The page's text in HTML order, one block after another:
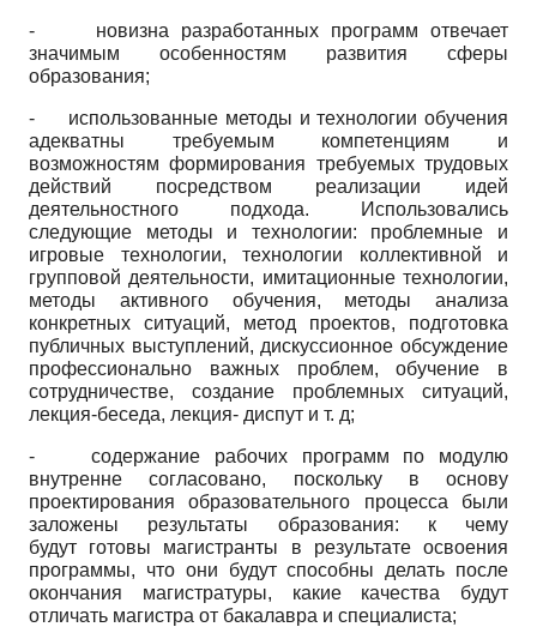
- новизна разработанных программ отвечает
значимым особенностям развития сферы
образования;
- использованные методы и технологии обучения
адекватны требуемым компетенциям и
возможностям формирования требуемых трудовых
действий посредством реализации идей
деятельностного подхода. Использовались
следующие методы и технологии: проблемные и
игровые технологии, технологии коллективной и
групповой деятельности, имитационные технологии,
методы активного обучения, методы анализа
конкретных ситуаций, метод проектов, подготовка
публичных выступлений, дискуссионное обсуждение
профессионально важных проблем, обучение в
сотрудничестве, создание проблемных ситуаций,
лекция-беседа, лекция- диспут и т. д;
- содержание рабочих программ по модулю
внутренне согласовано, поскольку в основу
проектирования образовательного процесса были
заложены результаты образования: к чему
будут готовы магистранты в результате освоения
программы, что они будут способны делать после
окончания магистратуры, какие качества будут
отличать магистра от бакалавра и специалиста;